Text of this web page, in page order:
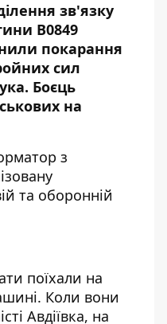
зв'язку
В0849
покарання
сил
. Боєць
на
з
та оборонній
поїхали на
Коли вони
Авдіївка, на